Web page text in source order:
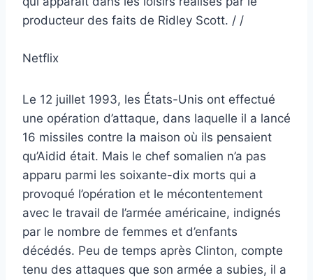
producteur des faits de Ridley Scott. / /
Netflix
Le 12 juillet 1993, les États-Unis ont effectué
une opération d’attaque, dans laquelle il a lancé
16 missiles contre la maison où ils pensaient
qu’Aidid était. Mais le chef somalien n’a pas
apparu parmi les soixante-dix morts qui a
provoqué l’opération et le mécontentement
avec le travail de l’armée américaine, indignés
par le nombre de femmes et d’enfants
décédés. Peu de temps après Clinton, compte
tenu des attaques que son armée a subies, il a